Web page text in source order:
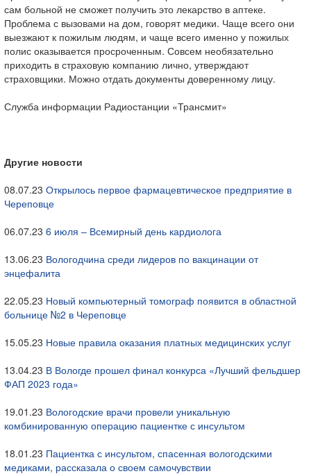
сам больной не сможет получить это лекарство в аптеке.
Проблема с вызовами на дом, говорят медики. Чаще всего они
выезжают к пожилым людям, и чаще всего именно у пожилых
полис оказывается просроченным. Совсем необязательно
приходить в страховую компанию лично, утверждают
страховщики. Можно отдать документы доверенному лицу.
Служба информации Радиостанции «Трансмит»
Другие новости
08.07.23 Открылось первое фармацевтическое предприятие в
Череповце
06.07.23 6 июля – Всемирный день кардиолога
13.06.23 Вологодчина среди лидеров по вакцинации от
энцефалита
22.05.23 Новый компьютерный томограф появится в областной
больнице №2 в Череповце
15.05.23 Новые правила оказания платных медицинских услуг
13.04.23 В Вологде прошел финал конкурса «Лучший фельдшер
ФАП 2023 года»
19.01.23 Вологодские врачи провели уникальную
комбинированную операцию пациентке с инсультом
18.01.23 Пациентка с инсультом, спасенная вологодскими
медиками, рассказала о своем самочувствии